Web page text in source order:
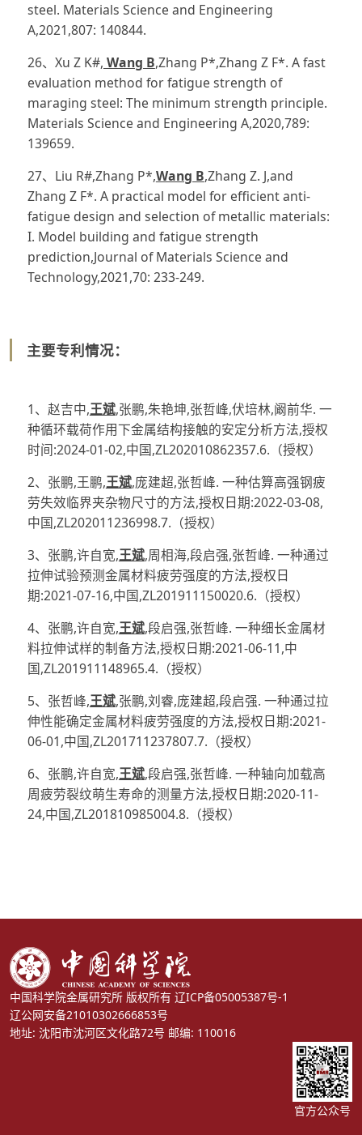
steel. Materials Science and Engineering
A,2021,807: 140844.
26、Xu Z K#, Wang B,Zhang P*,Zhang Z F*. A fast
evaluation method for fatigue strength of
maraging steel: The minimum strength principle.
Materials Science and Engineering A,2020,789:
139659.
27、Liu R#,Zhang P*,Wang B,Zhang Z. J,and
Zhang Z F*. A practical model for efficient anti-
fatigue design and selection of metallic materials:
I. Model building and fatigue strength
prediction,Journal of Materials Science and
Technology,2021,70: 233-249.
主要专利情况：
1、赵吉中,王斌,张鹏,朱艳坤,张哲峰,伏培林,阚前华. 一
种循环载荷作用下金属结构接触的安定分析方法,授权
时间:2024-01-02,中国,ZL202010862357.6.（授权）
2、张鹏,王鹏,王斌,庞建超,张哲峰. 一种估算高强钢疲
劳失效临界夹杂物尺寸的方法,授权日期:2022-03-08,
中国,ZL202011236998.7.（授权）
3、张鹏,许自宽,王斌,周相海,段启强,张哲峰. 一种通过
拉伸试验预测金属材料疲劳强度的方法,授权日
期:2021-07-16,中国,ZL201911150020.6.（授权）
4、张鹏,许自宽,王斌,段启强,张哲峰. 一种细长金属材
料拉伸试样的制备方法,授权日期:2021-06-11,中
国,ZL201911148965.4.（授权）
5、张哲峰,王斌,张鹏,刘睿,庞建超,段启强. 一种通过拉
伸性能确定金属材料疲劳强度的方法,授权日期:2021-
06-01,中国,ZL201711237807.7.（授权）
6、张鹏,许自宽,王斌,段启强,张哲峰. 一种轴向加载高
周疲劳裂纹萌生寿命的测量方法,授权日期:2020-11-
24,中国,ZL201810985004.8.（授权）
中国科学院金属研究所 版权所有 辽ICP备05005387号-1
辽公网安备21010302666853号
地址: 沈阳市沈河区文化路72号 邮编: 110016
官方公众号